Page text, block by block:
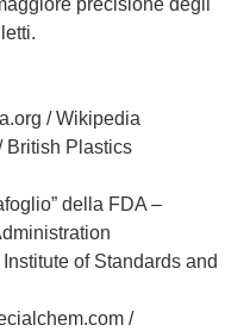
precisione degli
/ Wikipedia
British Plastics
della FDA –
of Standards and
/